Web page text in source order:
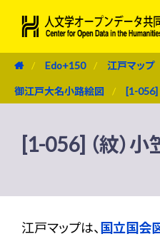
Edo+150 江戸マップ
御江戸大名小路絵図 [1-056]
[1-056] （紋）
江戸マップは、 国立国会